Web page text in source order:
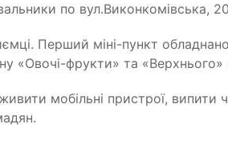
по вул.Виконкомівська,
Перший міні-пункт
«Овочі-фрукти» та
мобільні пристрої,